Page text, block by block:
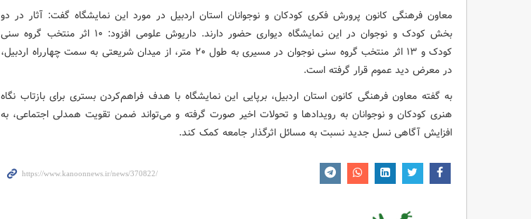
معاون فرهنگی کانون پرورش فکری کودکان و نوجوانان استان اردبیل در مورد این نمایشگاه گفت: آثار در دو
بخش کودک و نوجوان در این نمایشگاه دیواری حضور دارند. داریوش علومی افزود: ۱۰ اثر منتخب گروه سنی
کودک و ۱۳ اثر منتخب گروه سنی نوجوان در مسیری به طول ۲۰ متر، از میدان شریعتی به سمت چهارراه اردبیل،
در معرض دید عموم قرار گرفته است.
به گفته معاون فرهنگی کانون استان اردبیل، برپایی این نمایشگاه با هدف فراهم‌کردن بستری برای بازتاب نگاه
هنری کودکان و نوجوانان به رویدادها و تحولات اخیر صورت گرفته و می‌تواند ضمن تقویت همدلی اجتماعی، به
افزایش آگاهی نسل جدید نسبت به مسائل اثرگذار جامعه کمک کند.